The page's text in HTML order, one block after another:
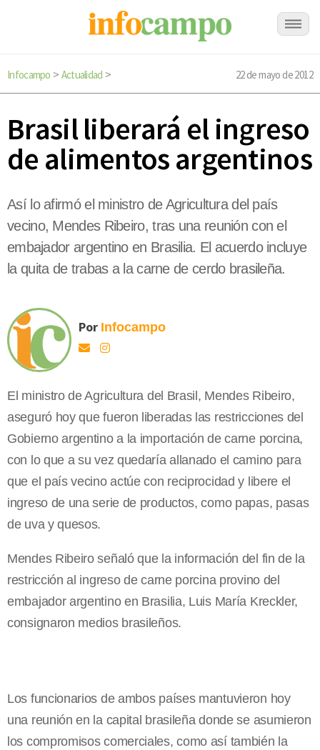
Infocampo > Actualidad > 22 de mayo de 2012
Brasil liberará el ingreso
de alimentos argentinos
Así lo afirmó el ministro de Agricultura del país
vecino, Mendes Ribeiro, tras una reunión con el
embajador argentino en Brasilia. El acuerdo incluye
la quita de trabas a la carne de cerdo brasileña.
Por Infocampo
El ministro de Agricultura del Brasil, Mendes Ribeiro,
aseguró hoy que fueron liberadas las restricciones del
Gobierno argentino a la importación de carne porcina,
con lo que a su vez quedaría allanado el camino para
que el país vecino actúe con reciprocidad y libere el
ingreso de una serie de productos, como papas, pasas
de uva y quesos.
Mendes Ribeiro señaló que la información del fin de la
restricción al ingreso de carne porcina provino del
embajador argentino en Brasilia, Luis María Kreckler,
consignaron medios brasileños.
Los funcionarios de ambos países mantuvieron hoy
una reunión en la capital brasileña donde se asumieron
los compromisos comerciales, como así también la